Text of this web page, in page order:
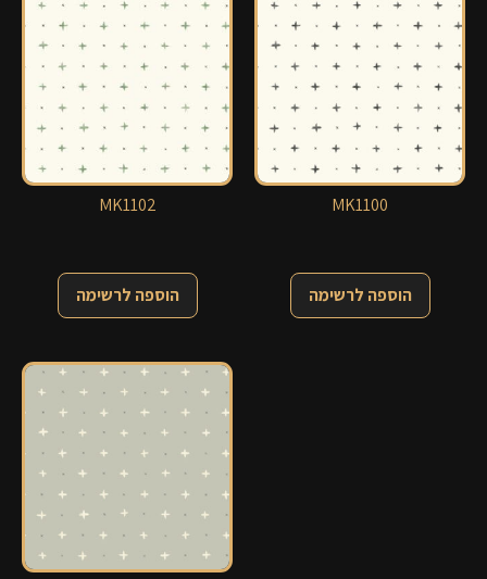
MK1102
הוספה לרשימה
MK1100
הוספה לרשימה